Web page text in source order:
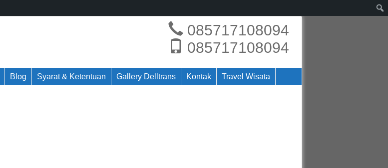
085717108094
085717108094
Blog Syarat & Ketentuan Gallery Delltrans Kontak Travel Wisata